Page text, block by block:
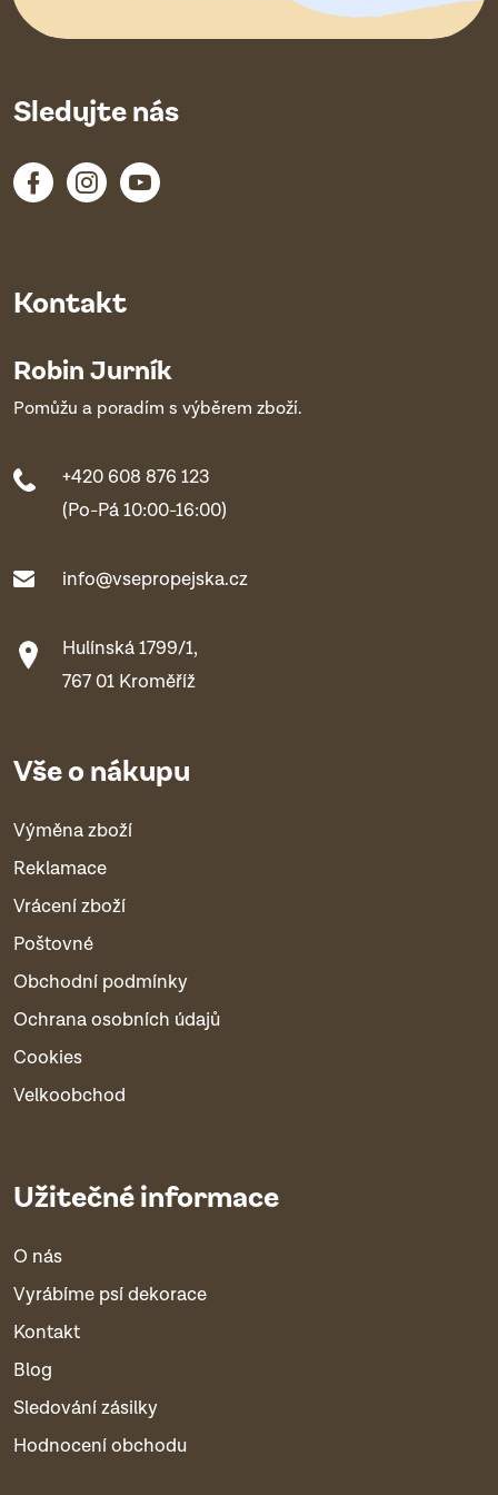
Kontakt
Robin Jurník
Pomůžu a poradím s výběrem zboží.
+420 608 876 123
(Po-Pá 10:00-16:00)
info@vsepropejska.cz
Hulínská 1799/1,
767 01 Kroměříž
Vše o nákupu
Výměna zboží
Reklamace
Vrácení zboží
Poštovné
Obchodní podmínky
Ochrana osobních údajů
Cookies
Velkoobchod
Užitečné informace
O nás
Vyrábíme psí dekorace
Kontakt
Blog
Sledování zásilky
Hodnocení obchodu
Sledujte nás